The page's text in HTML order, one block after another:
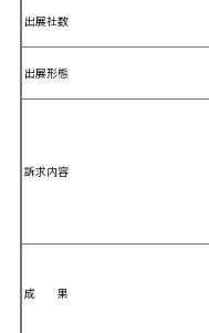
出展社数
出展形態
訴求内容
成 果